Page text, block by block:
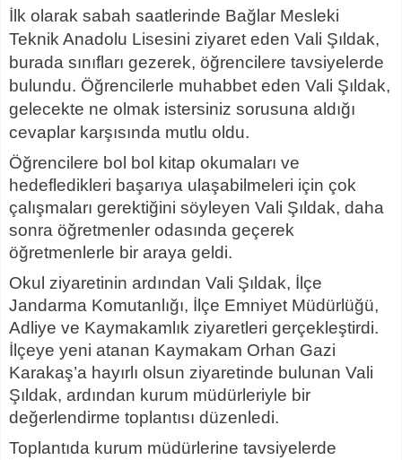
İlk olarak sabah saatlerinde Bağlar Mesleki
Teknik Anadolu Lisesini ziyaret eden Vali Şıldak,
burada sınıfları gezerek, öğrencilere tavsiyelerde
bulundu. Öğrencilerle muhabbet eden Vali Şıldak,
gelecekte ne olmak istersiniz sorusuna aldığı
cevaplar karşısında mutlu oldu.
Öğrencilere bol bol kitap okumaları ve
hedefledikleri başarıya ulaşabilmeleri için çok
çalışmaları gerektiğini söyleyen Vali Şıldak, daha
sonra öğretmenler odasında geçerek
öğretmenlerle bir araya geldi.
Okul ziyaretinin ardından Vali Şıldak, İlçe
Jandarma Komutanlığı, İlçe Emniyet Müdürlüğü,
Adliye ve Kaymakamlık ziyaretleri gerçekleştirdi.
İlçeye yeni atanan Kaymakam Orhan Gazi
Karakaş’a hayırlı olsun ziyaretinde bulunan Vali
Şıldak, ardından kurum müdürleriyle bir
değerlendirme toplantısı düzenledi.
Toplantıda kurum müdürlerine tavsiyelerde